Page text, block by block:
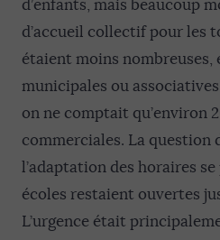
d’enfants, mais beaucoup
d’accueil collectif pour les
étaient moins nombreuses,
municipales ou
on ne comptait qu’environ
commerciales. La question
l’adaptation des horaires
écoles restaient ouvertes
L’urgence était